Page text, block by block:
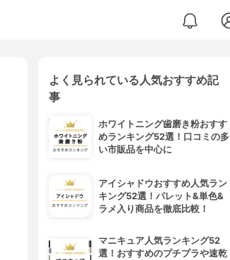
よく見られている人気おすすめ記
事
ホワイトニング歯磨き粉おすす
めランキング52選！口コミの多
い市販品を中心に
アイシャドウおすすめ人気ラン
キング52選！パレット&単色&
ラメ入り商品を徹底比較！
マニキュア人気ランキング52
選！おすすめのプチプラや速乾